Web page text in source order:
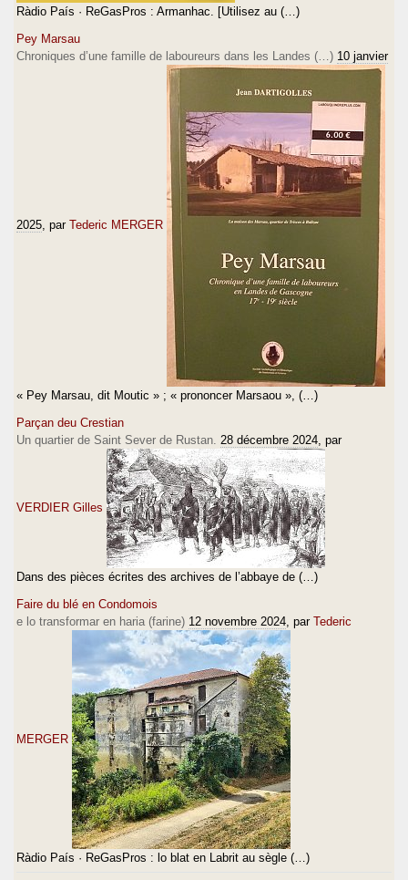
Ràdio País · ReGasPros : Armanhac. [Utilisez au (…)
Pey Marsau
Chroniques d’une famille de laboureurs dans les Landes (…) 10 janvier
2025 , par Tederic MERGER
« Pey Marsau, dit Moutic » ; « prononcer Marsaou », (…)
Parçan deu Crestian
Un quartier de Saint Sever de Rustan. 28 décembre 2024 , par
VERDIER Gilles
Dans des pièces écrites des archives de l’abbaye de (…)
Faire du blé en Condomois
e lo transformar en haria (farine) 12 novembre 2024 , par Tederic
MERGER
Ràdio País · ReGasPros : lo blat en Labrit au sègle (…)